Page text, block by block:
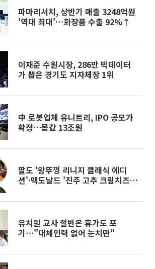
파마리서치, 상반기 매출 3248억원
'역대 최대'…화장품 수출 92%↑
이재준 수원시장, 286만 빅데이터
가 뽑은 경기도 지자체장 1위
中 로봇업체 유니트리, IPO 공모가
확정⋯몸값 13조원
팔도 '왕뚜껑 리니지 클래식 에디
션'·맥도날드 '진주 고추 크림치즈
유치원 교사 절반은 휴가도 포
기⋯"대체인력 없어 눈치만"